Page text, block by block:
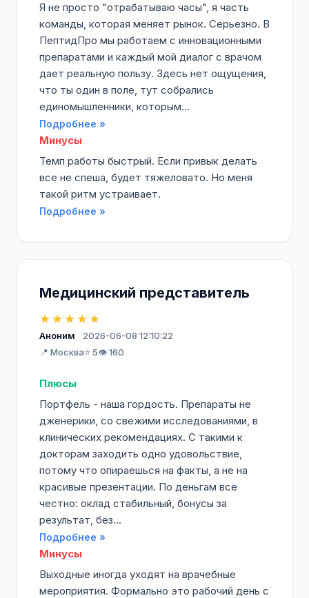
Я не просто "отрабатываю часы", я часть
команды, которая меняет рынок. Серьезно. В
ПептидПро мы работаем с инновационными
препаратами и каждый мой диалог с врачом
дает реальную пользу. Здесь нет ощущения,
что ты один в поле, тут собрались
единомышленники, которым...
Подробнее »
Минусы
Темп работы быстрый. Если привык делать
все не спеша, будет тяжеловато. Но меня
такой ритм устраивает.
Подробнее »
Медицинский представитель
★★★★★
Аноним
2026-06-08 12:10:22
📍 Москва⭐ 5👁️ 160
Плюсы
Портфель - наша гордость. Препараты не
дженерики, со свежими исследованиями, в
клинических рекомендациях. С такими к
докторам заходить одно удовольствие,
потому что опираешься на факты, а не на
красивые презентации. По деньгам все
честно: оклад стабильный, бонусы за
результат, без...
Подробнее »
Минусы
Выходные иногда уходят на врачебные
мероприятия. Формально это рабочий день с